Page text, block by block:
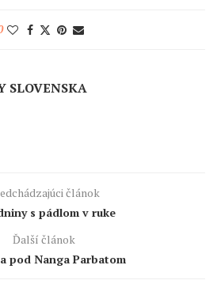
SLOVENSKA
článok
s pádlom v ruke
Ďalší článok
pod Nanga Parbatom